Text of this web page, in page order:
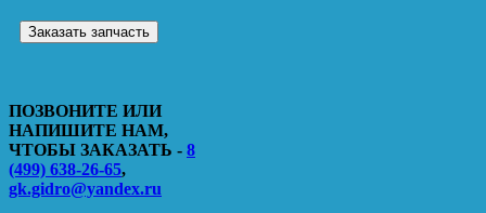
Заказать запчасть
ПОЗВОНИТЕ ИЛИ
НАПИШИТЕ НАМ,
ЧТОБЫ ЗАКАЗАТЬ - 8
(499) 638-26-65,
gk.gidro@yandex.ru